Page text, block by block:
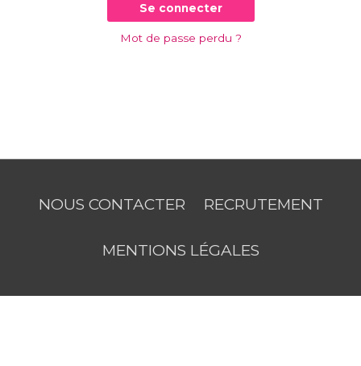
Se connecter
Mot de passe perdu ?
NOUS CONTACTER RECRUTEMENT
MENTIONS LÉGALES